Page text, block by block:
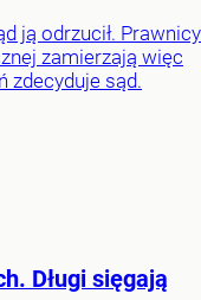
ją odrzucił. Prawnicy
zamierzają więc
zdecyduje sąd.
Długi sięgają